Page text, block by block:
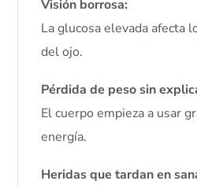
Visión borrosa:
La glucosa elevada afecta
del ojo.
Pérdida de peso sin
El cuerpo empieza a usar
energía.
Heridas que tardan en